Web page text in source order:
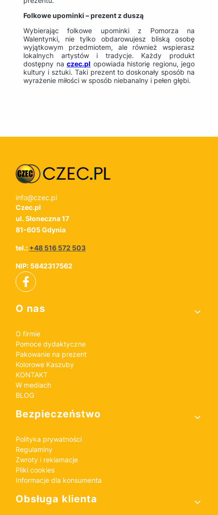
Folkowe upominki – prezent z duszą
Wybierając folkowe upominki z Pomorza na
Walentynki, nie tylko obdarowujesz bliską osobę
wyjątkowym przedmiotem, ale również wspierasz
lokalnych artystów i tradycje. Każdy produkt
dostępny na czec.pl opowiada historię regionu, jego
kultury i sztuki. Taki prezent to doskonały sposób na
wyrażenie miłości w sposób niebanalny i pełen głębi.
info@czec.pl
Czec.pl
ul. Słoneczna 17
81-605 Gdynia
tel.: +48 516 572 503
NIP: 5842317562
Linki w stopce
O nas
O firmie
Pomoce dydaktyczne
Pakowanie na prezent
Kolorowe Kaszuby
KONTAKT
W mediach
BLOG
Bezpieczeństwo
Polityka prywatności
Regulaminy
Zwroty i reklamacje
Pliki cookies
Informacje dla konsumenta
Obsługa klienta